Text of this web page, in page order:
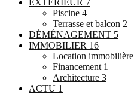
EXTÉRIEUR 7
Piscine 4
Terrasse et balcon 2
DÉMÉNAGEMENT 5
IMMOBILIER 16
Location immobilière
Financement 1
Architecture 3
ACTU 1